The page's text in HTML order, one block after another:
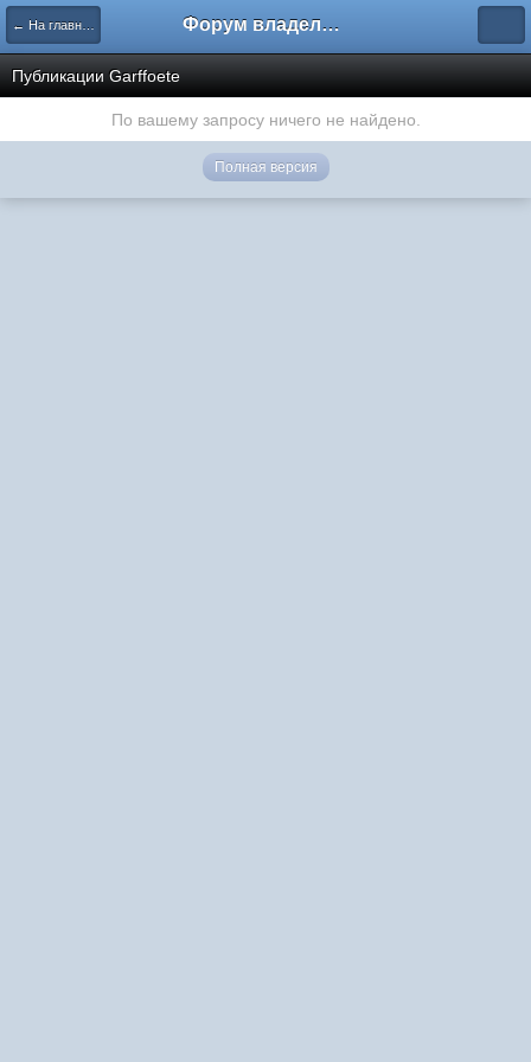
← На главную Форум владельцев интернет-магазинов
Публикации Garffoete
По вашему запросу ничего не найдено.
Полная версия